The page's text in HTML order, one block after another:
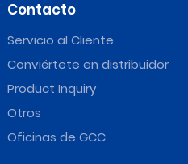
Contacto
Servicio al Cliente
Conviértete en distribuidor
Product Inquiry
Otros
Oficinas de GCC